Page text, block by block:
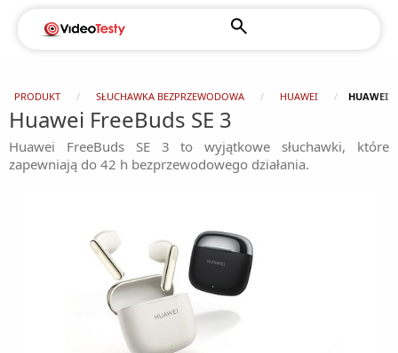
PRODUKT SŁUCHAWKA BEZPRZEWODOWA HUAWEI HUAWEI
Huawei FreeBuds SE 3
Huawei FreeBuds SE 3 to wyjątkowe słuchawki, które
zapewniają do 42 h bezprzewodowego działania.